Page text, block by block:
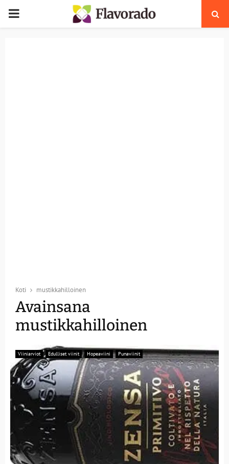
PRIMARY
Koti mustikkahilloinen
Avainsana
mustikkahilloinen
Viiniarviot Edulliset viinit Hopeaviini Punaviinit